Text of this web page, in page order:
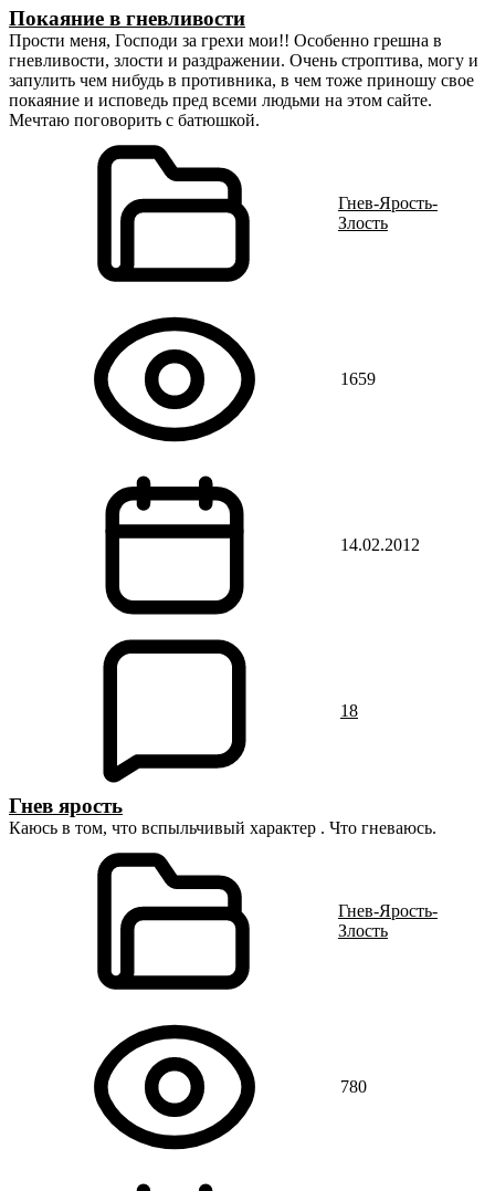
Покаяние в гневливости
Прости меня, Господи за грехи мои!! Особенно грешна в
гневливости, злости и раздражении. Очень строптива, могу и
запулить чем нибудь в противника, в чем тоже приношу свое
покаяние и исповедь пред всеми людьми на этом сайте.
Мечтаю поговорить с батюшкой.
Гнев-Ярость-
Злость
1659
14.02.2012
18
Гнев ярость
Каюсь в том, что вспыльчивый характер . Что гневаюсь.
Гнев-Ярость-
Злость
780